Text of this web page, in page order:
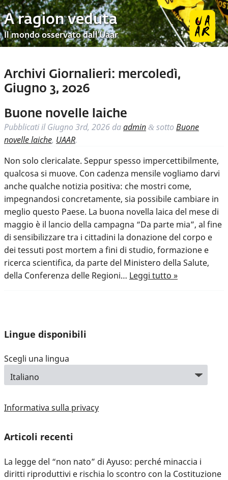
A ragion veduta
Il mondo osservato dall’Uaar
Archivi Giornalieri: mercoledì,
Giugno 3, 2026
Buone novelle laiche
Pubblicati ilGiugno 3rd, 2026 daadmin & sotto Buone
novelle laiche, UAAR.
Non solo clericalate. Seppur spesso impercettibilmente,
qualcosa si muove. Con cadenza mensile vogliamo darvi
anche qualche notizia positiva: che mostri come,
impegnandosi concretamente, sia possibile cambiare in
meglio questo Paese. La buona novella laica del mese di
maggio è il lancio della campagna “Da parte mia”, al fine
di sensibilizzare tra i cittadini la donazione del corpo e
dei tessuti post mortem a fini di studio, formazione e
ricerca scientifica, da parte del Ministero della Salute,
della Conferenza delle Regioni… Leggi tutto »
Lingue disponibili
Scegli una lingua
Informativa sulla privacy
Articoli recenti
La legge del “non nato” di Ayuso: perché minaccia i
diritti riproduttivi e rischia lo scontro con la Costituzione